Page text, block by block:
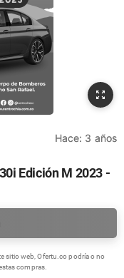
Hace: 3 años
Edición M 2023 -
sitio web, Ofertu.co podría o no
compras.